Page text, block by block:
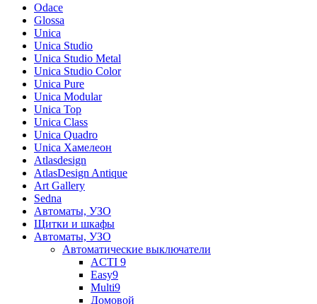
Odace
Glossa
Unica
Unica Studio
Unica Studio Metal
Unica Studio Color
Unica Pure
Unica Modular
Unica Top
Unica Class
Unica Quadro
Unica Хамелеон
Atlasdesign
AtlasDesign Antique
Art Gallery
Sedna
Автоматы, УЗО
Щитки и шкафы
Автоматы, УЗО
Автоматические выключатели
ACTI 9
Easy9
Multi9
Домовой